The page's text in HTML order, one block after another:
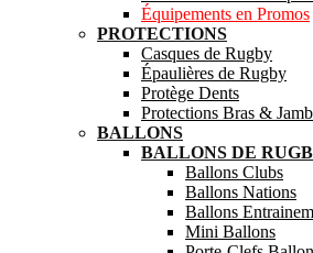
Équipements en Promos
PROTECTIONS
Casques de Rugby
Épaulières de Rugby
Protège Dents
Protections Bras &
BALLONS
BALLONS DE
Ballons Clubs
Ballons Nations
Ballons
Mini Ballons